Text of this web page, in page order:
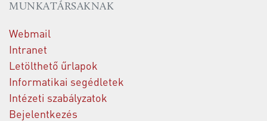
MUNKATÁRSAKNAK
Webmail
Intranet
Letölthető űrlapok
Informatikai segédletek
Intézeti szabályzatok
Bejelentkezés